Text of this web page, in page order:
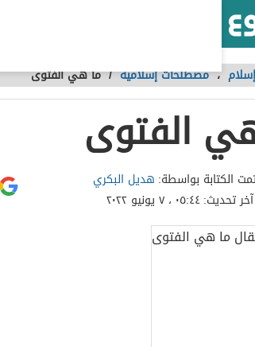
إسلام ،مصطلحات إسلامية /ما هي الفتوى
الفتوى
الكتابة بواسطة: هديل البكري
آخر تحديث:٠٥:٤٤ ، ٧ يونيو ٢٠٢٢